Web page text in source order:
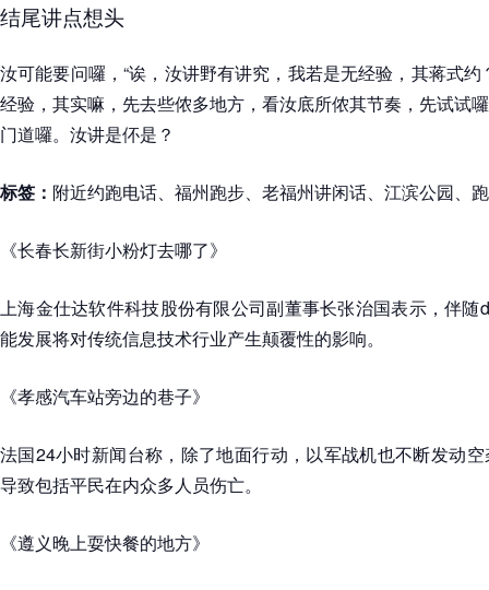
结尾讲点想头
汝可能要问囉，“诶，汝讲野有讲究，我若是无经验，其蒋式
经验，其实嘛，先去些侬多地方，看汝底所侬其节奏，先试试
门道囉。汝讲是伓是？
标签： 附近约跑电话、福州跑步、老福州讲闲话、江滨公园、
《长春长新街小粉灯去哪了》
上海金仕达软件科技股份有限公司副董事长张治国表示，伴随
能发展将对传统信息技术行业产生颠覆性的影响。
《孝感汽车站旁边的巷子》
法国24小时新闻台称，除了地面行动，以军战机也不断发动
导致包括平民在内众多人员伤亡。
《遵义晚上耍快餐的地方》